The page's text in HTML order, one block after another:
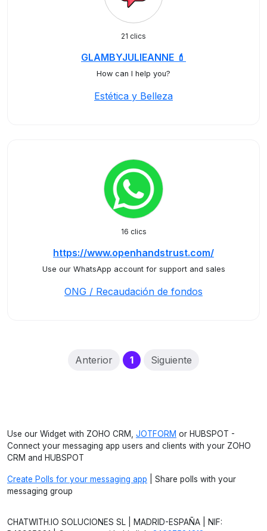
21 clics
GLAMBYJULIEANNE 💄
How can I help you?
Estética y Belleza
16 clics
https://www.openhandstrust.com/
Use our WhatsApp account for support and sales
ONG / Recaudación de fondos
Anterior 1(current)
Siguiente
Use our Widget with ZOHO CRM, JOTFORM or HUBSPOT -
Connect your messaging app users and clients with your ZOHO
CRM and HUBSPOT
Create Polls for your messaging app | Share polls with your
messaging group
CHATWITH.IO SOLUCIONES SL | MADRID-ESPAÑA | NIF: